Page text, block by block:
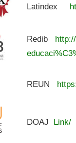
Latindex
Redib
REUN
DOAJ Link/